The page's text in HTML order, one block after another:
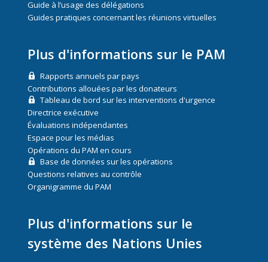
Guide à l’usage des délégations
Guides pratiques concernant les réunions virtuelles
Plus d'informations sur le PAM
Rapports annuels par pays
Contributions allouées par les donateurs
Tableau de bord sur les interventions d'urgence
Directrice exécutive
Évaluations indépendantes
Espace pour les médias
Opérations du PAM en cours
Base de données sur les opérations
Questions relatives au contrôle
Organigramme du PAM
Plus d'informations sur le
système des Nations Unies